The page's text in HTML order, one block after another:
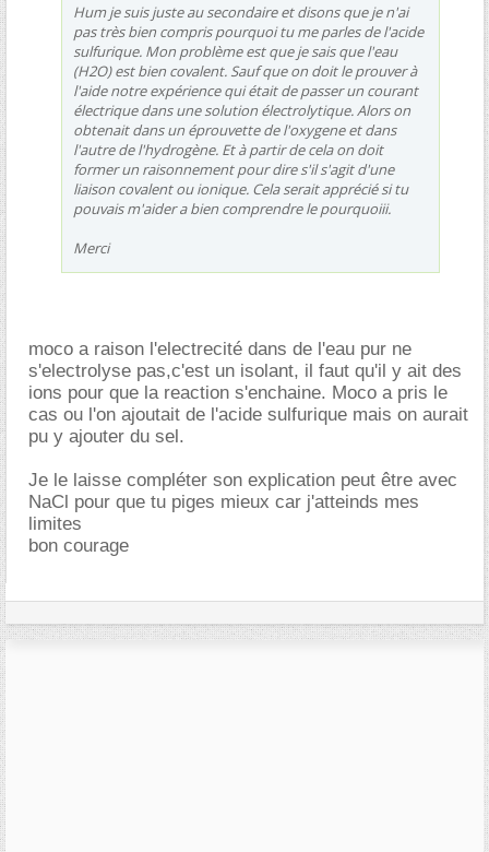
Hum je suis juste au secondaire et disons que je n'ai
pas très bien compris pourquoi tu me parles de l'acide
sulfurique. Mon problème est que je sais que l'eau
(H2O) est bien covalent. Sauf que on doit le prouver à
l'aide notre expérience qui était de passer un courant
électrique dans une solution électrolytique. Alors on
obtenait dans un éprouvette de l'oxygene et dans
l'autre de l'hydrogène. Et à partir de cela on doit
former un raisonnement pour dire s'il s'agit d'une
liaison covalent ou ionique. Cela serait apprécié si tu
pouvais m'aider a bien comprendre le pourquoiii.
Merci
moco a raison l'electrecité dans de l'eau pur ne
s'electrolyse pas,c'est un isolant, il faut qu'il y ait des
ions pour que la reaction s'enchaine. Moco a pris le
cas ou l'on ajoutait de l'acide sulfurique mais on aurait
pu y ajouter du sel.
Je le laisse compléter son explication peut être avec
NaCl pour que tu piges mieux car j'atteinds mes
limites
bon courage